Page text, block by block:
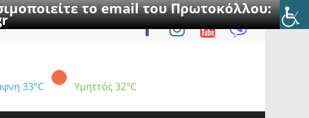
το email του Πρωτοκόλλου:
33°C Υμηττός 32°C